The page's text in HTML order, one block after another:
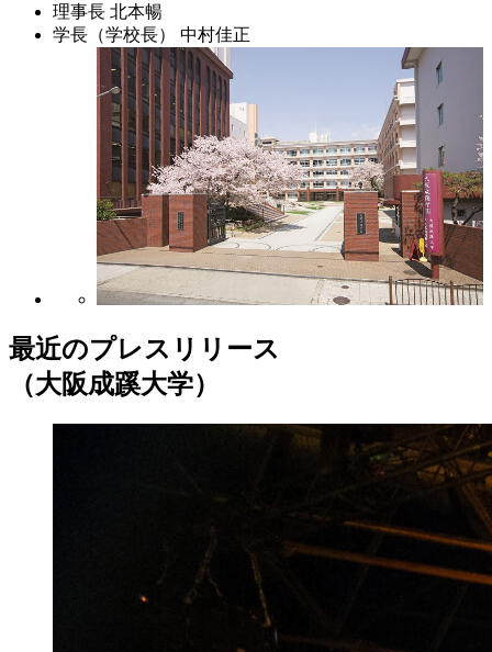
理事長 北本暢
学長（学校長）
中村佳正
最近のプレスリリース
（大阪成蹊大学）